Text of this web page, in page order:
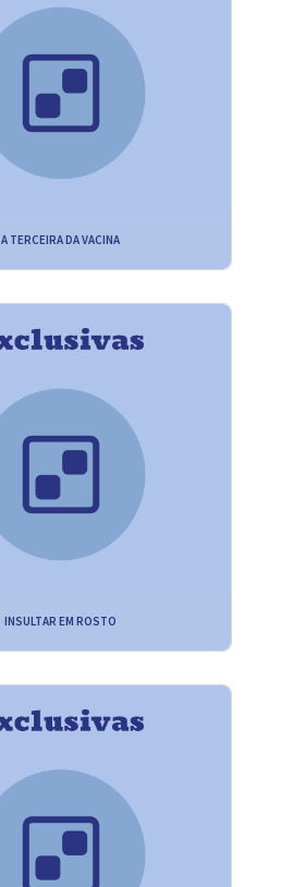
A TERCEIRA DA VACINA
INSULTAR EM ROSTO